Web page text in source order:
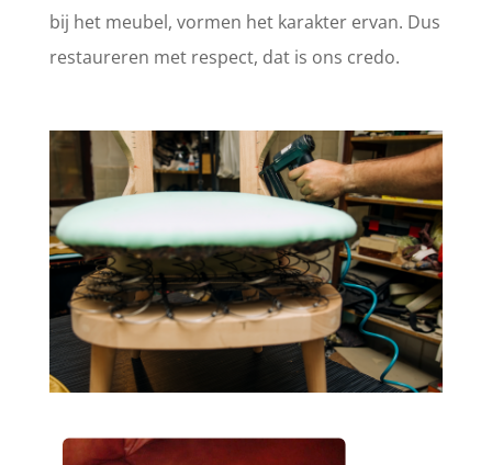
bij het meubel, vormen het karakter ervan. Dus
restaureren met respect, dat is ons credo.